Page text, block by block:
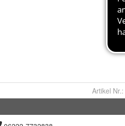
Artikel Nr.: